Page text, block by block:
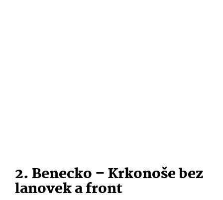
2. Benecko – Krkonoše bez
lanovek a front